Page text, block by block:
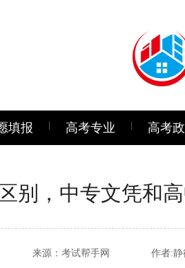
填报 高考专业 高考
别，中专文凭和
来源：考试帮手网 作者:静